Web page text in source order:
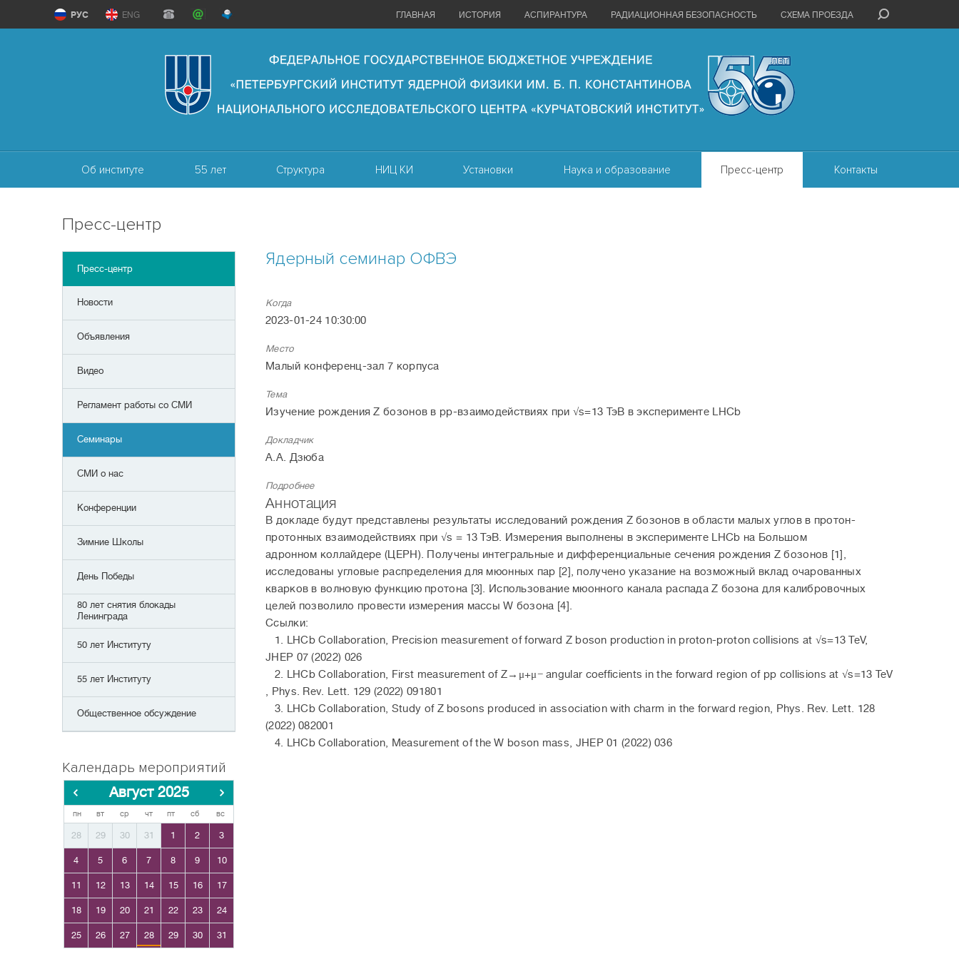
ГЛАВНАЯ ИСТОРИЯ АСПИРАНТУРА РАДИАЦИОННАЯ БЕЗОПАСНОСТЬ СХЕМА ПРОЕЗДА
РУС ENG
Об институте 55 лет Структура НИЦ КИ Установки Наука и образование Пресс-центр Контакты
Пресс-центр
Пресс-центр
Новости
Объявления
Видео
Регламент работы со СМИ
Семинары
СМИ о нас
Конференции
Зимние Школы
День Победы
80 лет снятия блокады
Ленинграда
50 лет Институту
55 лет Институту
Общественное обсуждение
Календарь мероприятий
Август 2025
пн вт ср чт пт сб вс
28 29 30 31 1 2 3
4 5 6 7 8 9 10
11 12 13 14 15 16 17
18 19 20 21 22 23 24
25 26 27 28 29 30 31
Ядерный семинар ОФВЭ
Когда
2023-01-24 10:30:00
Место
Малый конференц-зал 7 корпуса
Тема
Изучение рождения Z бозонов в рр-взаимодействиях при √s=13 ТэВ в эксперименте LHCb
Докладчик
А.А. Дзюба
Подробнее
Аннотация
В докладе будут представлены результаты исследований рождения Z бозонов в области малых углов в протон-
протонных взаимодействиях при √s = 13 ТэВ. Измерения выполнены в эксперименте LHCb на Большом
адронном коллайдере (ЦЕРН). Получены интегральные и дифференциальные сечения рождения Z бозонов [1],
исследованы угловые распределения для мюонных пар [2], получено указание на возможный вклад очарованных
кварков в волновую функцию протона [3]. Использование мюонного канала распада Z бозона для калибровочных
целей позволило провести измерения массы W бозона [4].
Ссылки:
1. LHCb Collaboration, Precision measurement of forward Z boson production in proton-proton collisions at √s=13 TeV,
JHEP 07 (2022) 026
2. LHCb Collaboration, First measurement of Z→μ+μ− angular coefficients in the forward region of pp collisions at √s=13 TeV
, Phys. Rev. Lett. 129 (2022) 091801
3. LHCb Collaboration, Study of Z bosons produced in association with charm in the forward region, Phys. Rev. Lett. 128
(2022) 082001
4. LHCb Collaboration, Measurement of the W boson mass, JHEP 01 (2022) 036